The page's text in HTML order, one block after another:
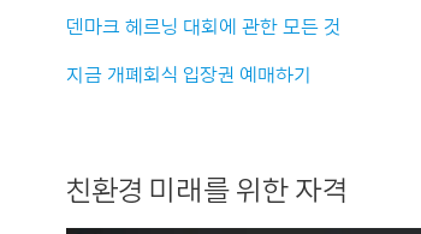
덴마크 헤르닝 대회에 관한 모든 것
지금 개폐회식 입장권 예매하기
친환경 미래를 위한 자격